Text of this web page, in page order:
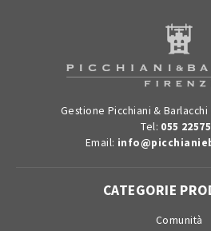
Gestione Picchiani & Barlacchi
Tel: 055
Email:
CATEGORIE
Comunità